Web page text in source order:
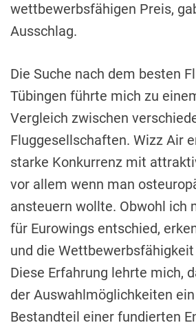
wettbewerbsfähigen Preis,
Ausschlag.
Die Suche nach dem besten
Tübingen führte mich zu
Vergleich zwischen
Fluggesellschaften. Wizz Air
starke Konkurrenz mit
vor allem wenn man
ansteuern wollte. Obwohl ich
für Eurowings entschied,
und die
Diese Erfahrung lehrte mich,
der Auswahlmöglichkeiten
Bestandteil einer fundierten